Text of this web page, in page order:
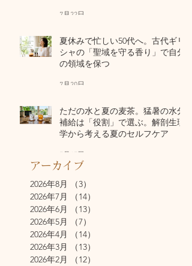
7月22日
夏休みで忙しい50代へ。古代ギリ
シャの「聖域を守る香り」で自分
の領域を保つ
7月20日
ただの水と夏の麦茶。猛暑の水分
補給は「役割」で選ぶ。解剖生理
学から考える夏のセルフケア
7月17日
アーカイブ
2026年8月
（3）
2026年7月
（14）
2026年6月
（13）
2026年5月
（7）
2026年4月
（14）
2026年3月
（13）
2026年2月
（12）